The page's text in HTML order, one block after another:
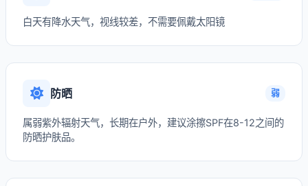
白天有降水天气，视线较差，不需要佩戴太阳镜
防晒 弱
属弱紫外辐射天气，长期在户外，建议涂擦SPF在8-12之间的
防晒护肤品。